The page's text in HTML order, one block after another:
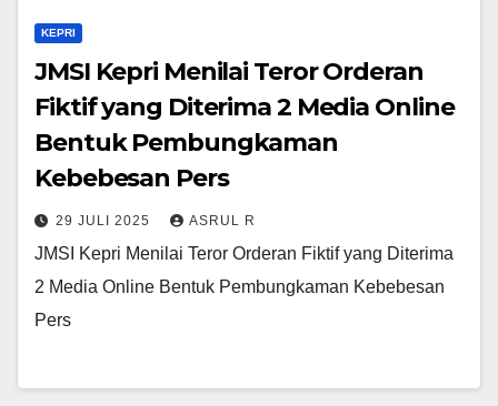
KEPRI
JMSI Kepri Menilai Teror Orderan
Fiktif yang Diterima 2 Media Online
Bentuk Pembungkaman
Kebebesan Pers
29 JULI 2025 ASRUL R
JMSI Kepri Menilai Teror Orderan Fiktif yang Diterima
2 Media Online Bentuk Pembungkaman Kebebesan
Pers